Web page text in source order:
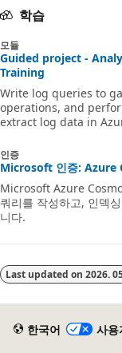
학습
모듈
Guided project -
Training
Write log queries to
operations, and
extract log data in
인증
Microsoft 인증: Azure
Microsoft Azure
쿼리를 작성하고, 인덱
니다.
Last updated on 2026.
한국어 사용